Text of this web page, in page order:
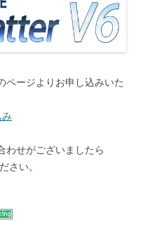
ページよりお申し込みいた
わせがございましたら
さい。